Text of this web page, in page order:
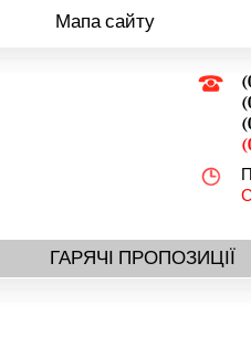
ГАРЯЧІ ПРОПОЗИЦІЇ
Мапа сайту